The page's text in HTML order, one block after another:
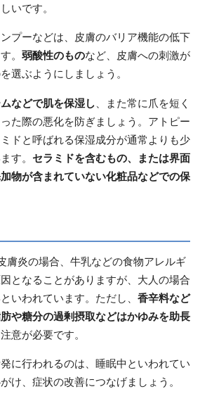
いです。
プーなどは、皮膚のバリア機能の低下
。 弱酸性のものなど、皮膚への刺激が
選ぶようにしましょう。
などで肌を保湿し 、また常に爪を短く
た際の悪化を防ぎましょう。アトピー
ドと呼ばれる保湿成分が通常よりも少
す。 セラミドを含むもの、または界面
物が含まれていない化粧品などでの保
膚炎の場合、牛乳などの食物アレルギ
となることがありますが、大人の場合
いわれています。ただし、 香辛料など
や糖分の過剰摂取などはかゆみを助長
意が必要です。
に行われるのは、睡眠中といわれてい
け、症状の改善につなげましょう。